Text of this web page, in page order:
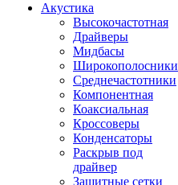
Акустика
Высокочастотная
Драйверы
Мидбасы
Широкополосники
Среднечастотники
Компонентная
Коаксиальная
Кроссоверы
Конденсаторы
Раскрыв под
драйвер
Защитные сетки